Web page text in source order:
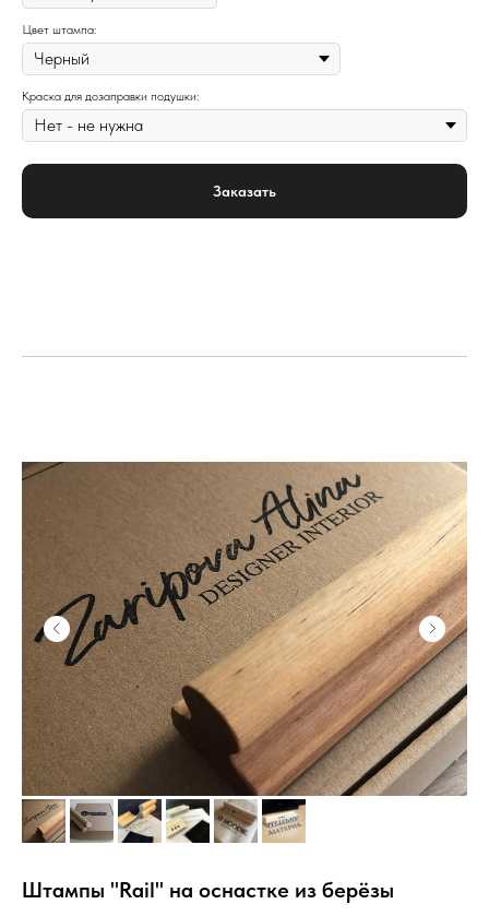
Цвет штампа:
Краска для дозаправки подушки:
Заказать
Штампы "Rail" на оснастке из берёзы